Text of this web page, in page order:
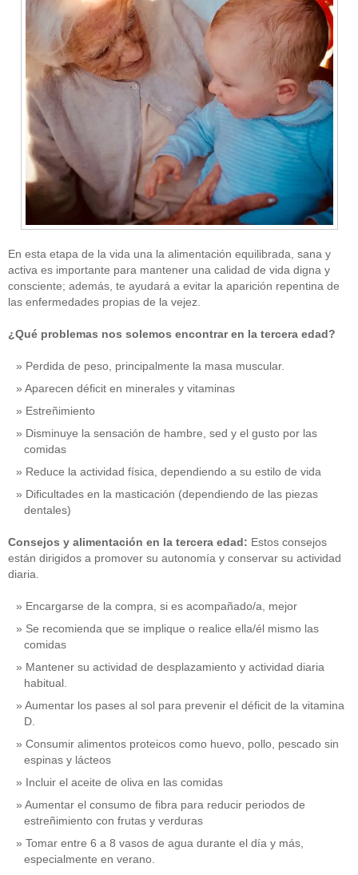
En esta etapa de la vida una la alimentación equilibrada, sana y
activa es importante para mantener una calidad de vida digna y
consciente; además, te ayudará a evitar la aparición repentina de
las enfermedades propias de la vejez.
¿Qué problemas nos solemos encontrar en la tercera edad?
Perdida de peso, principalmente la masa muscular.
Aparecen déficit en minerales y vitaminas
Estreñimiento
Disminuye la sensación de hambre, sed y el gusto por las
comidas
Reduce la actividad física, dependiendo a su estilo de vida
Dificultades en la masticación (dependiendo de las piezas
dentales)
Consejos y alimentación en la tercera edad: Estos consejos
están dirigidos a promover su autonomía y conservar su actividad
diaria.
Encargarse de la compra, si es acompañado/a, mejor
Se recomienda que se implique o realice ella/él mismo las
comidas
Mantener su actividad de desplazamiento y actividad diaria
habitual.
Aumentar los pases al sol para prevenir el déficit de la vitamina
D.
Consumir alimentos proteicos como huevo, pollo, pescado sin
espinas y lácteos
Incluir el aceite de oliva en las comidas
Aumentar el consumo de fibra para reducir periodos de
estreñimiento con frutas y verduras
Tomar entre 6 a 8 vasos de agua durante el día y más,
especialmente en verano.